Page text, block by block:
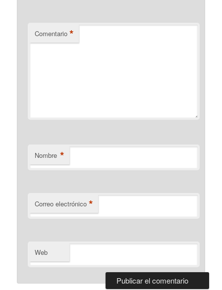
Comentario *
Nombre *
Correo electrónico *
Web